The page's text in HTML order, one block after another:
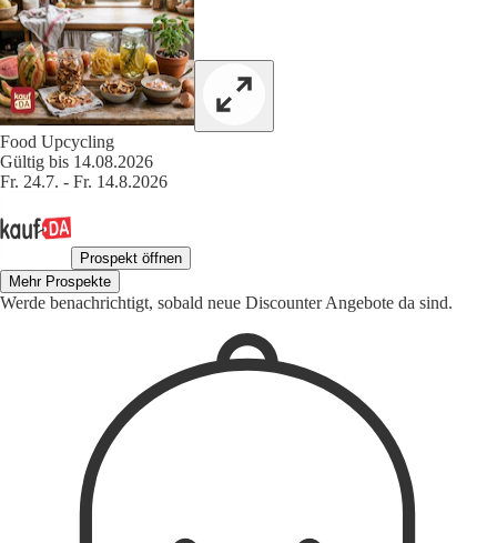
Food Upcycling
Gültig bis 14.08.2026
Fr. 24.7. - Fr. 14.8.2026
Prospekt öffnen
Mehr Prospekte
Werde benachrichtigt, sobald neue Discounter Angebote da sind.